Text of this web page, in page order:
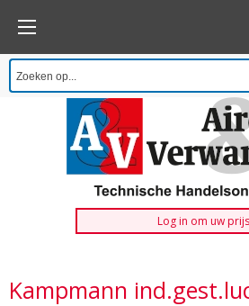
Log in om uw
Kampmann